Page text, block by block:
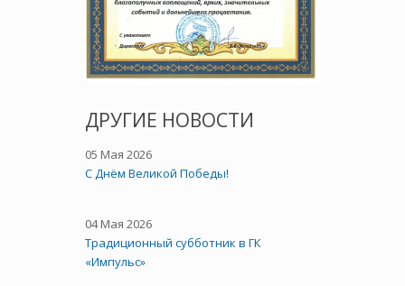
ДРУГИЕ НОВОСТИ
05 Мая 2026
C Днём Великой Победы!
04 Мая 2026
Традиционный субботник в ГК
«Импульс»